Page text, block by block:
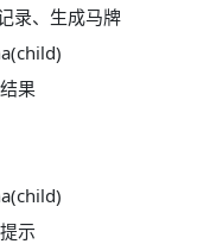
、生成马牌
果
示